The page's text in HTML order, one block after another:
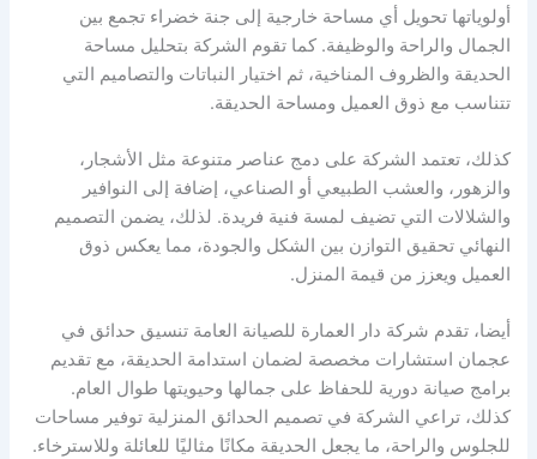
أولوياتها تحويل أي مساحة خارجية إلى جنة خضراء تجمع بين
الجمال والراحة والوظيفة. كما تقوم الشركة بتحليل مساحة
الحديقة والظروف المناخية، ثم اختيار النباتات والتصاميم التي
تتناسب مع ذوق العميل ومساحة الحديقة.
كذلك، تعتمد الشركة على دمج عناصر متنوعة مثل الأشجار،
والزهور، والعشب الطبيعي أو الصناعي، إضافة إلى النوافير
والشلالات التي تضيف لمسة فنية فريدة. لذلك، يضمن التصميم
النهائي تحقيق التوازن بين الشكل والجودة، مما يعكس ذوق
العميل ويعزز من قيمة المنزل.
أيضا، تقدم شركة دار العمارة للصيانة العامة تنسيق حدائق في
عجمان استشارات مخصصة لضمان استدامة الحديقة، مع تقديم
برامج صيانة دورية للحفاظ على جمالها وحيويتها طوال العام.
كذلك، تراعي الشركة في تصميم الحدائق المنزلية توفير مساحات
للجلوس والراحة، ما يجعل الحديقة مكانًا مثاليًا للعائلة وللاسترخاء.